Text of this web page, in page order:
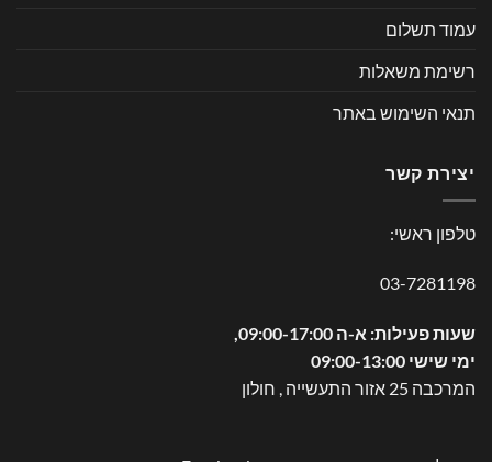
עמוד תשלום
רשימת משאלות
תנאי השימוש באתר
יצירת קשר
טלפון ראשי:
03-7281198
שעות פעילות: א-ה 09:00-17:00,
ימי שישי 09:00-13:00
המרכבה 25 אזור התעשייה , חולון